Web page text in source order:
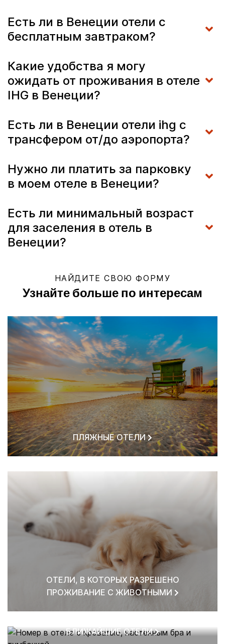
Есть ли в Венеции отели с
бесплатным завтраком?
Какие удобства я могу
ожидать от проживания в отеле
IHG в Венеции?
Есть ли в Венеции отели ihg с
трансфером от/до аэропорта?
Нужно ли платить за парковку
в моем отеле в Венеции?
Есть ли минимальный возраст
для заселения в отель в
Венеции?
НАЙДИТЕ СВОЮ ФОРМУ
Узнайте больше по интересам
ПЛЯЖНЫЕ ОТЕЛИ
ОТЕЛИ, В КОТОРЫХ РАЗРЕШЕНО
ПРОЖИВАНИЕ С ЖИВОТНЫМИ
БЛИЖАЙШИЕ ОТЕЛИ